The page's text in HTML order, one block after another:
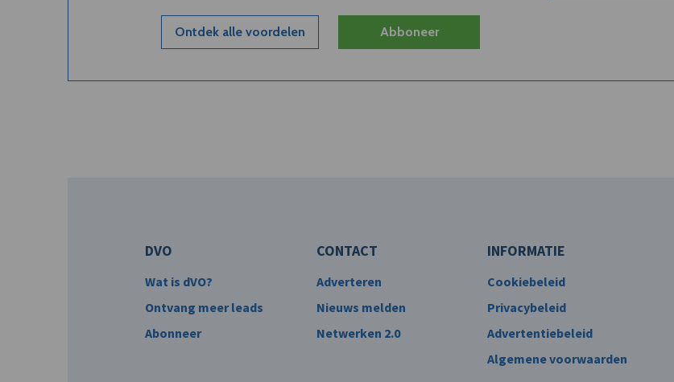
Ontdek alle voordelen Abboneer
DVO
Wat is dVO?
Ontvang meer leads
Abonneer
CONTACT
Adverteren
Nieuws melden
Netwerken 2.0
INFORMATIE
Cookiebeleid
Privacybeleid
Advertentiebeleid
Algemene voorwaarden